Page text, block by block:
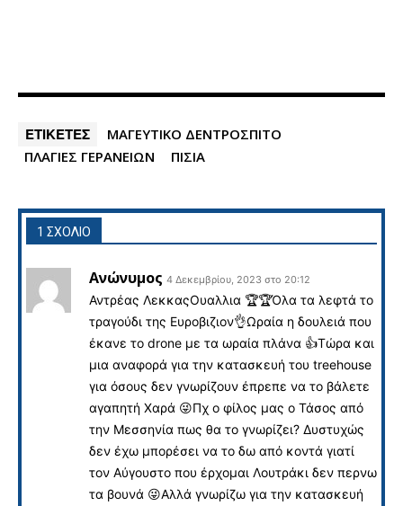
ΕΤΙΚΕΤΕΣ
ΜΑΓΕΥΤΙΚΟ ΔΕΝΤΡΟΣΠΙΤΟ
ΠΛΑΓΙΕΣ ΓΕΡΑΝΕΙΩΝ
ΠΙΣΙΑ
1 ΣΧΟΛΙΟ
Ανώνυμος 4 Δεκεμβρίου, 2023 στο 20:12
Αντρέας ΛεκκαςΟυαλλια 🏆🏆Όλα τα λεφτά το
τραγούδι της Ευροβιζιον👌Ωραία η δουλειά που
έκανε το drone με τα ωραία πλάνα 👍Τώρα και
μια αναφορά για την κατασκευή του treehouse
για όσους δεν γνωρίζουν έπρεπε να το βάλετε
αγαπητή Χαρά 😜Πχ ο φίλος μας ο Τάσος από
την Μεσσηνία πως θα το γνωρίζει? Δυστυχώς
δεν έχω μπορέσει να το δω από κοντά γιατί
τον Αύγουστο που έρχομαι Λουτράκι δεν περνω
τα βουνά 😜Αλλά γνωρίζω για την κατασκευή